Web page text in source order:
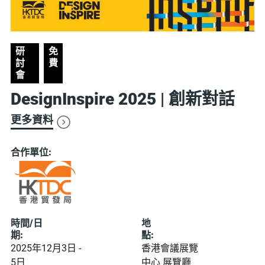
研
討
會
免
費
DesignInspire 2025 | 創新對話
更多資料
合作單位:
時間/日
期:
2025年12月3日 -
5日
地
點:
香港會議展覽
中心 展覽廳